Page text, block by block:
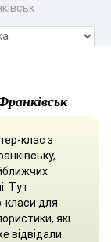
клас з
Тут
класи для
які
відвідали